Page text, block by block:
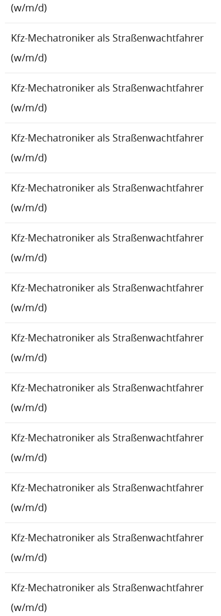
(w/m/d)
Kfz-Mechatroniker als Straßenwachtfahrer
(w/m/d)
Kfz-Mechatroniker als Straßenwachtfahrer
(w/m/d)
Kfz-Mechatroniker als Straßenwachtfahrer
(w/m/d)
Kfz-Mechatroniker als Straßenwachtfahrer
(w/m/d)
Kfz-Mechatroniker als Straßenwachtfahrer
(w/m/d)
Kfz-Mechatroniker als Straßenwachtfahrer
(w/m/d)
Kfz-Mechatroniker als Straßenwachtfahrer
(w/m/d)
Kfz-Mechatroniker als Straßenwachtfahrer
(w/m/d)
Kfz-Mechatroniker als Straßenwachtfahrer
(w/m/d)
Kfz-Mechatroniker als Straßenwachtfahrer
(w/m/d)
Kfz-Mechatroniker als Straßenwachtfahrer
(w/m/d)
Kfz-Mechatroniker als Straßenwachtfahrer
(w/m/d)